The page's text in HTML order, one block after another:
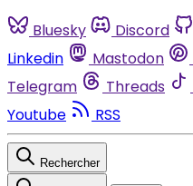
Bluesky Discord
Linkedin
Mastodon
Telegram
Threads
Youtube
RSS
Rechercher